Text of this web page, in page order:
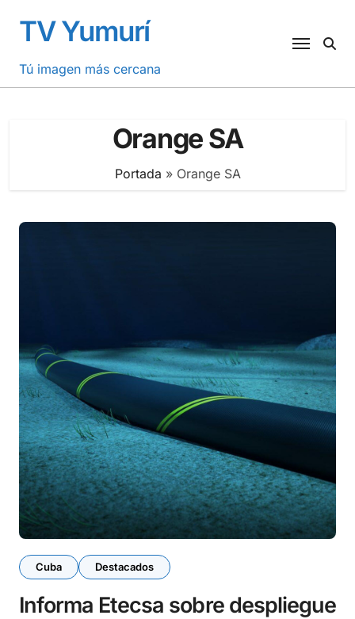
contenido
TV Yumurí
Tú imagen más cercana
Orange SA
Portada » Orange SA
Cuba Destacados
Informa Etecsa sobre despliegue